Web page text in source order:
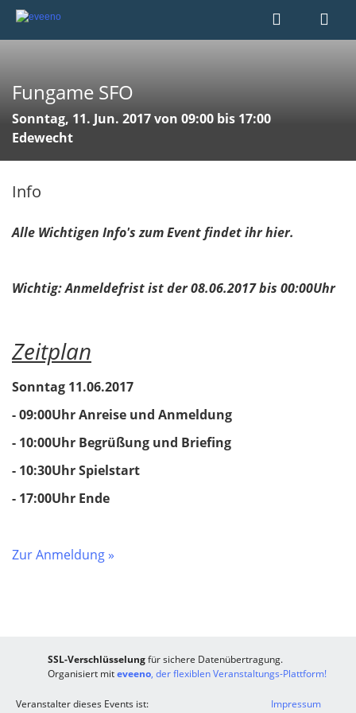
Fungame SFO
Sonntag, 11. Jun. 2017 von 09:00 bis 17:00
Edewecht
Info
Alle Wichtigen Info's zum Event findet ihr hier.
Wichtig: Anmeldefrist ist der 08.06.2017 bis 00:00Uhr
Zeitplan
Sonntag 11.06.2017
- 09:00Uhr Anreise und Anmeldung
- 10:00Uhr Begrüßung und Briefing
- 10:30Uhr Spielstart
​​​​​​​- 17:00Uhr Ende
Zur Anmeldung »
SSL-Verschlüsselungfür sichere Datenübertragung.
Organisiert miteveeno, der flexiblen Veranstaltungs-Plattform!
Veranstalter dieses Events ist:
Impressum